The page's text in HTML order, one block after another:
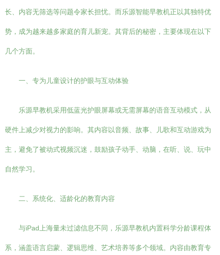
长、内容无筛选等问题令家长担忧。而乐源智能早教机正以其独特优
势，成为越来越多家庭的育儿新宠。其背后的秘密，主要体现在以下
几个方面。
一、专为儿童设计的护眼与互动体验
乐源早教机采用低蓝光护眼屏幕或无需屏幕的语音互动模式，从
硬件上减少对视力的影响。其内容以音频、故事、儿歌和互动游戏为
主，避免了被动式视频沉迷，鼓励孩子动手、动脑，在听、说、玩中
自然学习。
二、系统化、适龄化的教育内容
与iPad上海量未过滤信息不同，乐源早教机内置科学分龄课程体
系，涵盖语言启蒙、逻辑思维、艺术培养等多个领域。内容由教育专